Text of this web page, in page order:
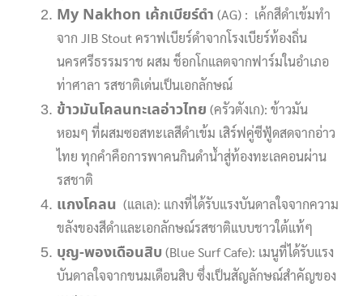
My Nakhon เค้กเบียร์ดำ (AG) : เค้กสีดำเข้มทำ
จาก JIB Stout คราฟเบียร์ดำจากโรงเบียร์ท้องถิ่น
นครศรีธรรมราช ผสม ช็อกโกแลตจากฟาร์มในอำเภอ
ท่าศาลา รสชาติเด่นเป็นเอกลักษณ์
ข้าวมันโคลนทะเลอ่าวไทย (ครัวตังเก): ข้าวมัน
หอมๆ ที่ผสมซอสทะเลสีดำเข้ม เสิร์ฟคู่ซีฟู้ดสดจากอ่าว
ไทย ทุกคำคือการพาคนกินดำน้ำสู่ท้องทะเลคอนผ่าน
รสชาติ
แกงโคลน (แลเล): แกงที่ได้รับแรงบันดาลใจจากความ
ขลังของสีดำและเอกลักษณ์รสชาติแบบชาวใต้แท้ๆ
บุญ-พองเดือนสิบ (Blue Surf Cafe): เมนูที่ได้รับแรง
บันดาลใจจากขนมเดือนสิบ ซึ่งเป็นสัญลักษณ์สำคัญของ